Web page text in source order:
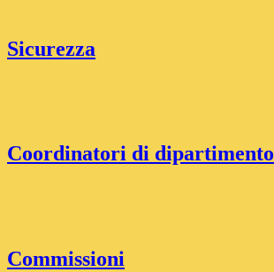
Sicurezza
Coordinatori di dipartimento
Commissioni